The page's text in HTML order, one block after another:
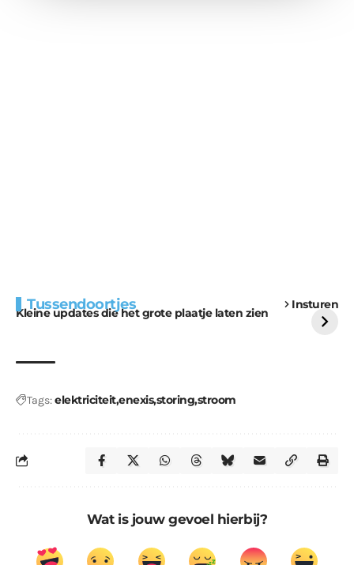
Tussendoortjes Insturen
Kleine updates die het grote plaatje laten zien
voor kabouters
uitdaging
Tags:elektriciteitenexisstoringstroom
Wat is jouw gevoel hierbij?